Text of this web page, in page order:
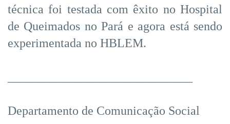
técnica foi testada com êxito no Hospital
de Queimados no Pará e agora está sendo
experimentada no HBLEM.
Departamento de Comunicação Social